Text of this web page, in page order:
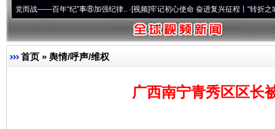
百年“纪”事⑧加强纪律..·[视频]牢记初心使命 奋进复兴征程丨“转折之城”激荡..·[视
首页 » 舆情/呼声/维权
广西南宁青秀区区长